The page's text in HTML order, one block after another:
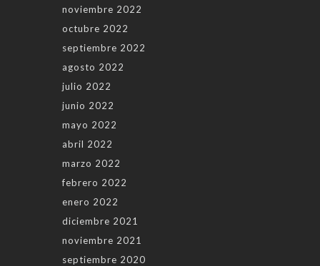
noviembre 2022
octubre 2022
septiembre 2022
agosto 2022
julio 2022
junio 2022
mayo 2022
abril 2022
marzo 2022
febrero 2022
enero 2022
diciembre 2021
noviembre 2021
septiembre 2020